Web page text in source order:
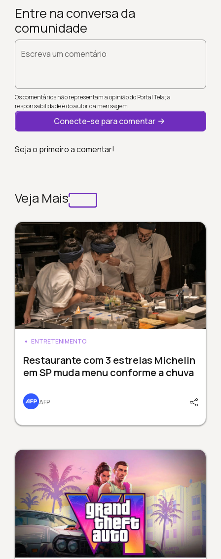
Entre na conversa da
comunidade
Escreva um comentário
Os comentários não representam a opinião do Portal Tela; a
responsabilidade é do autor da mensagem.
Conecte-se para comentar
Seja o primeiro a comentar!
Veja Mais
ENTRETENIMENTO
Restaurante com 3 estrelas Michelin
em SP muda menu conforme a chuva
AFP